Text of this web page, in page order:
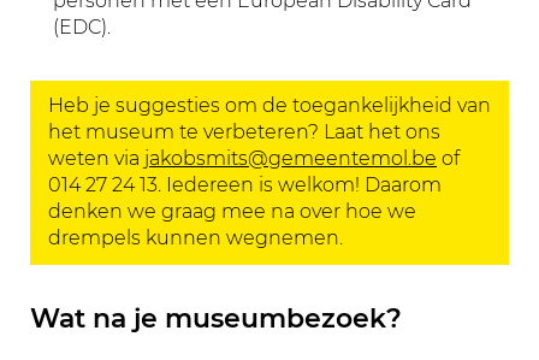
(EDC).
Heb je suggesties om de toegankelijkheid van
het museum te verbeteren? Laat het ons
weten via jakobsmits@gemeentemol.be of
014 27 24 13. Iedereen is welkom! Daarom
denken we graag mee na over hoe we
drempels kunnen wegnemen.
Wat na je museumbezoek?